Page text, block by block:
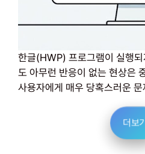
한글(HWP) 프로그램이 실행
도 아무런 반응이 없는 현상은
사용자에게 매우 당혹스러운
더보기